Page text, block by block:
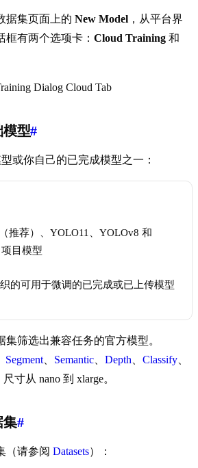
据集页面上的 New Model ，从平台界
有两个选项卡： Cloud Training 和
模型#
或你自己的已完成模型之一：
推荐）、YOLO11、YOLOv8 和
目模型
的可用于微调的已完成或已上传模型
筛选出兼容任务的官方模型。
Segment Semantic Depth Classify
寸从 nano 到 xlarge。
集#
（请参阅 Datasets）：